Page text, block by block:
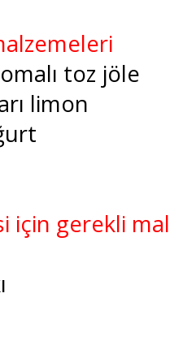
toz jöle
limon
için gerekli